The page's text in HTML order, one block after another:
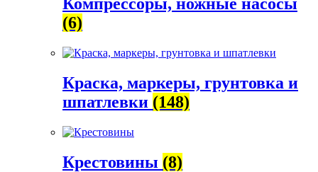
(6)
Краска, маркеры, грунтовка и
шпатлевки (148)
Крестовины (8)